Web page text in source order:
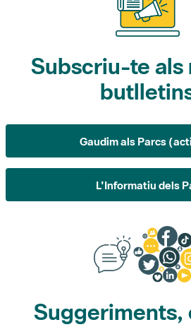
Subscriu-te als
butlletins
Gaudim als Parcs
L'Informatiu dels
Suggeriments,
xarxes